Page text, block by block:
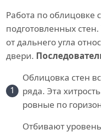
Работа по облицовке
подготовленных
от дальнего угла
двери.
1
Облицовка стен
ряда. Эта
ровные по
Отбивают